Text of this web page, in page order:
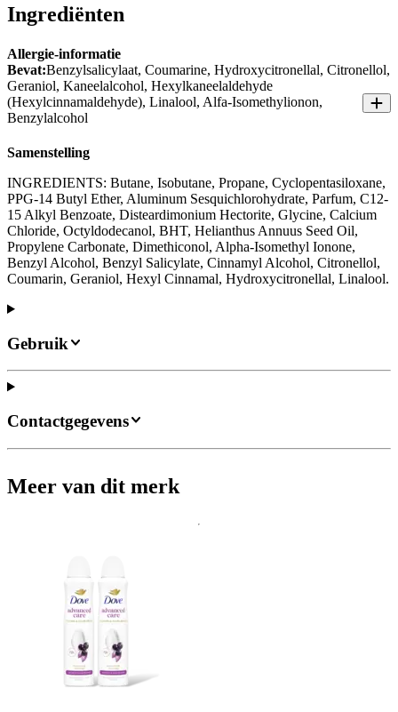
Ingrediënten
Allergie-informatie
Bevat:Benzylsalicylaat, Coumarine, Hydroxycitronellal, Citronellol,
Geraniol, Kaneelalcohol, Hexylkaneelaldehyde
(Hexylcinnamaldehyde), Linalool, Alfa-Isomethylionon,
Benzylalcohol
Samenstelling
INGREDIENTS: Butane, Isobutane, Propane, Cyclopentasiloxane,
PPG-14 Butyl Ether, Aluminum Sesquichlorohydrate, Parfum, C12-
15 Alkyl Benzoate, Disteardimonium Hectorite, Glycine, Calcium
Chloride, Octyldodecanol, BHT, Helianthus Annuus Seed Oil,
Propylene Carbonate, Dimethiconol, Alpha-Isomethyl Ionone,
Benzyl Alcohol, Benzyl Salicylate, Cinnamyl Alcohol, Citronellol,
Coumarin, Geraniol, Hexyl Cinnamal, Hydroxycitronellal, Linalool.
Gebruik
Contactgegevens
Meer van dit merk